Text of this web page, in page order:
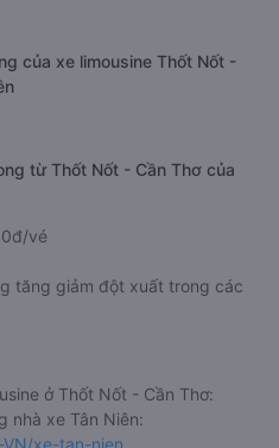
của xe limousine Thốt Nốt -
từ Thốt Nốt - Cần Thơ của
vé
tăng giảm đột xuất trong các
ở Thốt Nốt - Cần Thơ:
nhà xe Tân Niên:
xe-tan-nien